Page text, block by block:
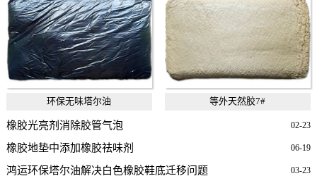
环保无味塔尔油 等外天然胶7#
02-23
橡胶光亮剂消除胶管气泡
06-19
橡胶地垫中添加橡胶祛味剂
03-23
鸿运环保塔尔油解决白色橡胶鞋底迁移问题